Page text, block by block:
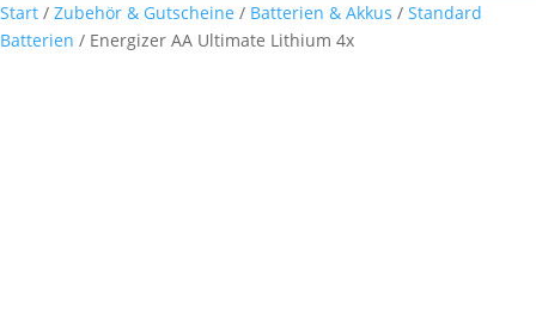
Start / Zubehör & Gutscheine / Batterien & Akkus / Standard
Batterien / Energizer AA Ultimate Lithium 4x